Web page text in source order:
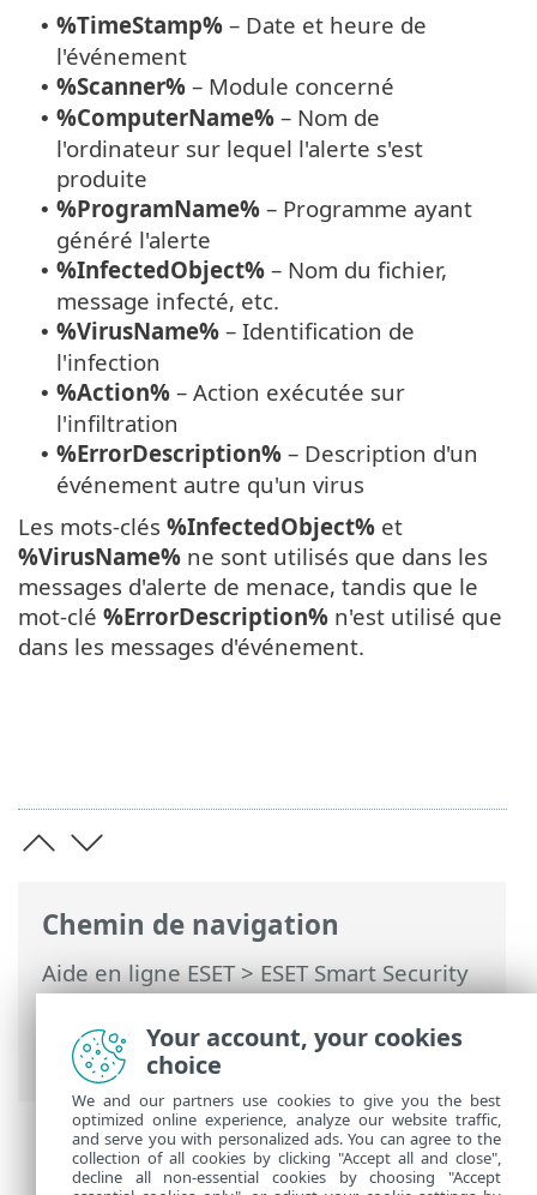
Chemin de navigation
Aide en ligne ESET>ESET Smart Security
Premium>Configuration avancée>
Notifications> Notifications du Bureau>
Transfert
• %TimeStamp% – Date et heure de
l'événement
• %Scanner% – Module concerné
• %ComputerName% – Nom de
l'ordinateur sur lequel l'alerte s'est
produite
• %ProgramName% – Programme ayant
généré l'alerte
• %InfectedObject% – Nom du fichier,
message infecté, etc.
• %VirusName% – Identification de
l'infection
• %Action% – Action exécutée sur
l'infiltration
• %ErrorDescription% – Description d'un
événement autre qu'un virus
Les mots-clés %InfectedObject% et
%VirusName% ne sont utilisés que dans les
messages d'alerte de menace, tandis que le
mot-clé %ErrorDescription% n'est utilisé que
dans les messages d'événement.
Your account, your cookies
choice
We and our partners use cookies to give you the best
optimized online experience, analyze our website traffic,
and serve you with personalized ads. You can agree to the
collection of all cookies by clicking "Accept all and close",
decline all non-essential cookies by choosing "Accept